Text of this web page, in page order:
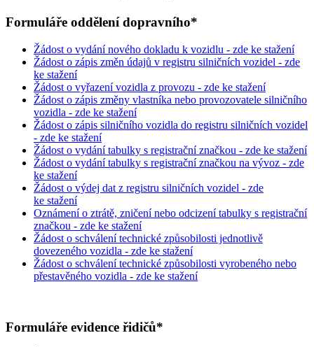
Formuláře oddělení dopravního*
Žádost o vydání nového dokladu k vozidlu - zde ke stažení
Žádost o zápis změn údajů v registru silničních vozidel - zde
ke stažení
Žádost o vyřazení vozidla z provozu - zde ke stažení
Žádost o zápis změny vlastníka nebo provozovatele silničního
vozidla - zde ke stažení
Žádost o zápis silničního vozidla do registru silničních vozidel
- zde ke stažení
Žádost o vydání tabulky s registrační značkou - zde ke stažení
Žádost o vydání tabulky s registrační značkou na vývoz - zde
ke stažení
Žádost o výdej dat z registru silničních vozidel - zde
ke stažení
Oznámení o ztrátě, zničení nebo odcizení tabulky s registrační
značkou - zde ke stažení
Žádost o schválení technické způsobilosti jednotlivě
dovezeného vozidla - zde ke stažení
Žádost o schválení technické způsobilosti vyrobeného nebo
přestavěného vozidla - zde ke stažení
Formuláře evidence řidičů*